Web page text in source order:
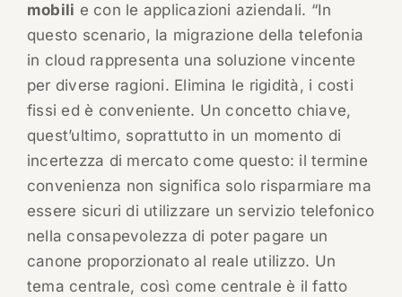
mobili e con le applicazioni aziendali. “In
questo scenario, la migrazione della telefonia
in cloud rappresenta una soluzione vincente
per diverse ragioni. Elimina le rigidità, i costi
fissi ed è conveniente. Un concetto chiave,
quest’ultimo, soprattutto in un momento di
incertezza di mercato come questo: il termine
convenienza non significa solo risparmiare ma
essere sicuri di utilizzare un servizio telefonico
nella consapevolezza di poter pagare un
canone proporzionato al reale utilizzo. Un
tema centrale, così come centrale è il fatto